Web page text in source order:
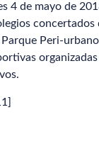
4 de mayo de
Peri-